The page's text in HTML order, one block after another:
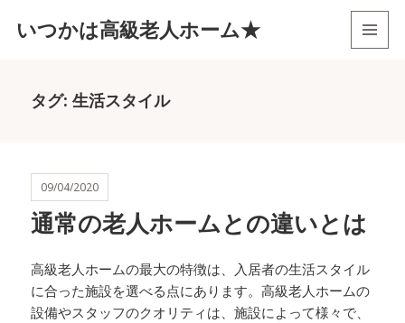
いつかは高級老人ホーム★
タグ:生活スタイル
09/04/2020
通常の老人ホームとの違いとは
高級老人ホームの最大の特徴は、入居者の生活スタイル
に合った施設を選べる点にあります。高級老人ホームの
設備やスタッフのクオリティは、施設によって様々で、